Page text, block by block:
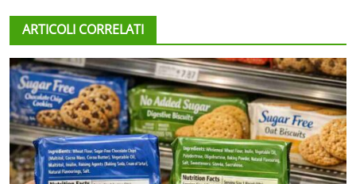
ARTICOLI CORRELATI